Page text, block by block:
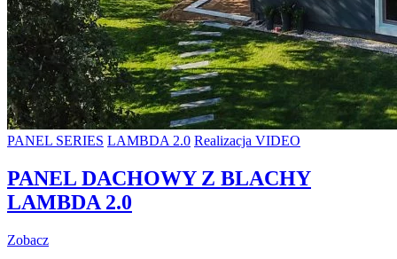
PANEL SERIES LAMBDA 2.0 Realizacja VIDEO
PANEL DACHOWY Z BLACHY
LAMBDA 2.0
Zobacz